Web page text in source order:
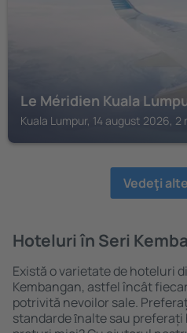
Le Méridien Kuala
Kuala Lumpur, 14 august 2026, 2
Vedeţi
Hoteluri în Seri
Există o varietate de hoteluri
Kembangan, astfel încât
potrivită nevoilor sale.
standarde ȋnalte sau